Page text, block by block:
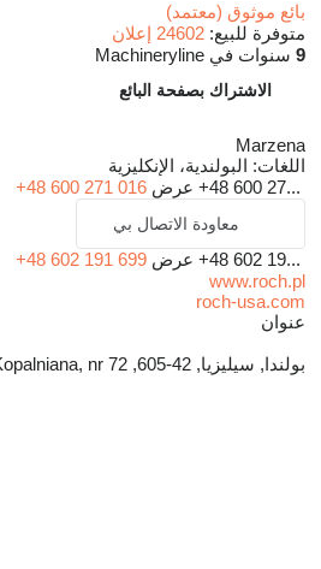
بائع موثوق (معتمد)
متوفرة للبيع: 24602 إعلان
9 سنوات في Machineryline
الاشتراك بصفحة البائع
Marzena
اللغات: البولندية، الإنكليزية
+48 600 27... عرض +48 600 271 016
معاودة الاتصال بي
+48 602 19... عرض +48 602 191 699
www.roch.pl
roch-usa.com
عنوان
بولندا, سيليزيا, 42-605, Tarnowskie Góry, ul. Kopalniana, nr 72